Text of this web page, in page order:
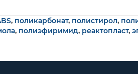
, поликарбонат, полистирол,
, полиэфиримид, реактопласт,